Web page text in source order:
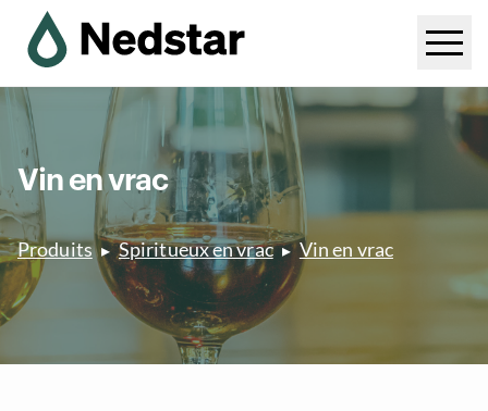
Vin en vrac
Produits Spiritueux en vrac Vin en vrac